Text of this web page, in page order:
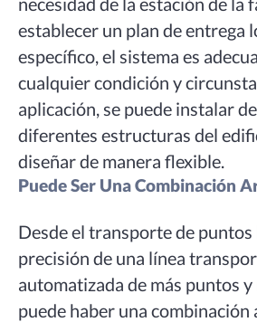
establecer un plan de entrega
específico, el sistema es
cualquier condición y
aplicación, se puede instalar
diferentes estructuras del
diseñar de manera flexible.
Puede Ser Una Combinación
Desde el transporte de puntos
precisión de una línea
automatizada de más puntos y
puede haber una